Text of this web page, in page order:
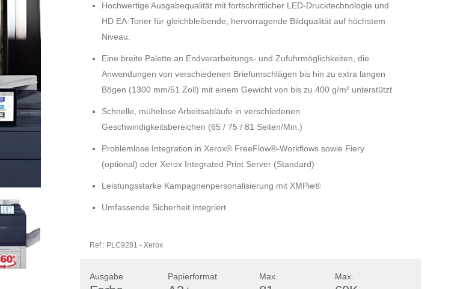
Hochwertige Ausgabequalität mit fortschrittlicher LED-Drucktechnologie und
HD EA-Toner für gleichbleibende, hervorragende Bildqualität auf höchstem
Niveau.
Eine breite Palette an Endverarbeitungs- und Zufuhrmöglichkeiten, die
Anwendungen von verschiedenen Briefumschlägen bis hin zu extra langen
Bögen (1300 mm/51 Zoll) mit einem Gewicht von bis zu 400 g/m² unterstützt
Schnelle, mühelose Arbeitsabläufe in verschiedenen
Geschwindigkeitsbereichen (65 / 75 / 81 Seiten/Min.)
Problemlose Integration in Xerox® FreeFlow®-Workflows sowie Fiery
(optional) oder Xerox Integrated Print Server (Standard)
Leistungsstarke Kampagnenpersonalisierung mit XMPie®
Umfassende Sicherheit integriert
Ref : PLC9281 - Xerox
Ausgabe Papierformat Max. Max.